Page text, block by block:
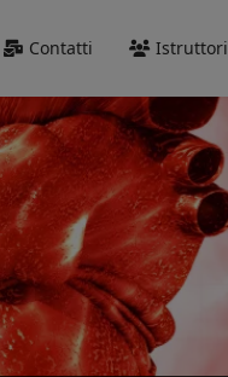
Contatti Istruttori